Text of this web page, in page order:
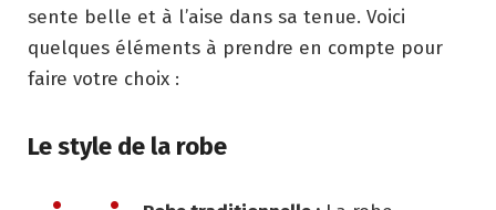
sente belle et à l’aise dans sa tenue. Voici
quelques éléments à prendre en compte pour
faire votre choix :
Le style de la robe